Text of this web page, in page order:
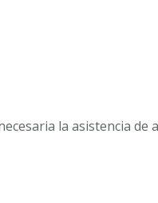
la asistencia